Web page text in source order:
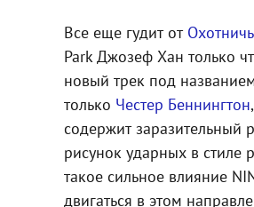
Все еще гудит от
Park Джозеф Хан только
новый трек под
только Честер Беннингтон
содержит заразительный
рисунок ударных в стиле
такое сильное влияние
двигаться в этом